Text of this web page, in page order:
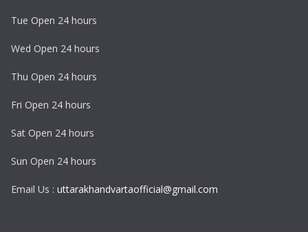
Tue Open 24 hours
Wed Open 24 hours
Thu Open 24 hours
Fri Open 24 hours
Sat Open 24 hours
Sun Open 24 hours
Email Us : uttarakhandvartaofficial@gmail.com